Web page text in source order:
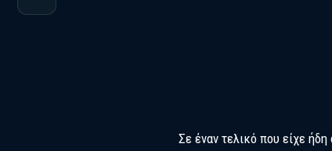
Σε έναν τελικό που είχε